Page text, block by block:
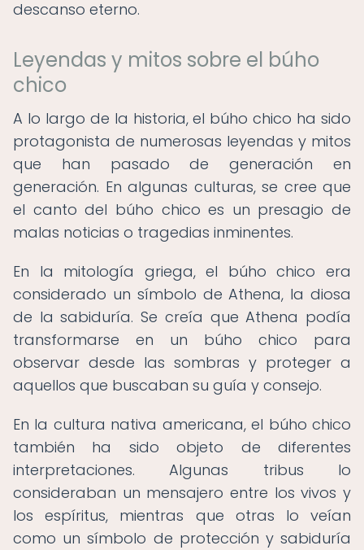
descanso eterno.
Leyendas y mitos sobre el búho
chico
A lo largo de la historia, el búho chico ha sido
protagonista de numerosas leyendas y mitos
que han pasado de generación en
generación. En algunas culturas, se cree que
el canto del búho chico es un presagio de
malas noticias o tragedias inminentes.
En la mitología griega, el búho chico era
considerado un símbolo de Athena, la diosa
de la sabiduría. Se creía que Athena podía
transformarse en un búho chico para
observar desde las sombras y proteger a
aquellos que buscaban su guía y consejo.
En la cultura nativa americana, el búho chico
también ha sido objeto de diferentes
interpretaciones. Algunas tribus lo
consideraban un mensajero entre los vivos y
los espíritus, mientras que otras lo veían
como un símbolo de protección y sabiduría